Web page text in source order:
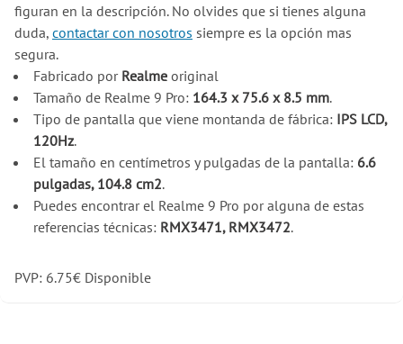
figuran en la descripción. No olvides que si tienes alguna
duda, contactar con nosotros siempre es la opción mas
segura.
Fabricado por Realmeoriginal
Tamaño de Realme 9 Pro: 164.3 x 75.6 x 8.5 mm.
Tipo de pantalla que viene montanda de fábrica: IPS LCD,
120Hz.
El tamaño en centímetros y pulgadas de la pantalla: 6.6
pulgadas, 104.8 cm2.
Puedes encontrar el Realme 9 Pro por alguna de estas
referencias técnicas: RMX3471, RMX3472.
PVP: 6.75€ Disponible